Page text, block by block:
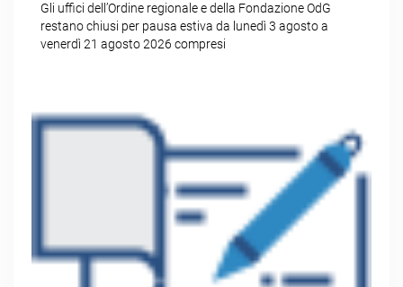
Gli uffici dell’Ordine regionale e della Fondazione OdG
restano chiusi per pausa estiva da lunedì 3 agosto a
venerdì 21 agosto 2026 compresi